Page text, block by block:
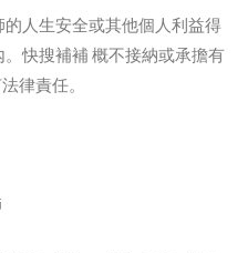
人生安全或其他個人利益得
快搜補補 概不接納或承擔有
律責任。